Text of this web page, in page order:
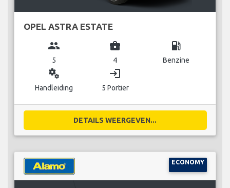
OPEL ASTRA ESTATE
group
5
business_center
4
local_gas_station
Benzine
miscellaneous_services
Handleiding
login
5 Portier
DETAILS WEERGEVEN...
ECONOMY